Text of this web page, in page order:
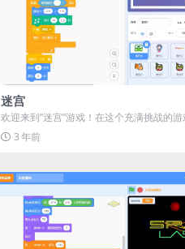
迷宫
欢迎来到“迷宫”游戏！在这个充满挑战的游
扮演勇敢的青蛙王子，为了拯救心...
3 年前